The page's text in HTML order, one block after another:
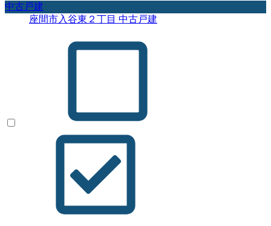
中古戸建
座間市入谷東２丁目 中古戸建